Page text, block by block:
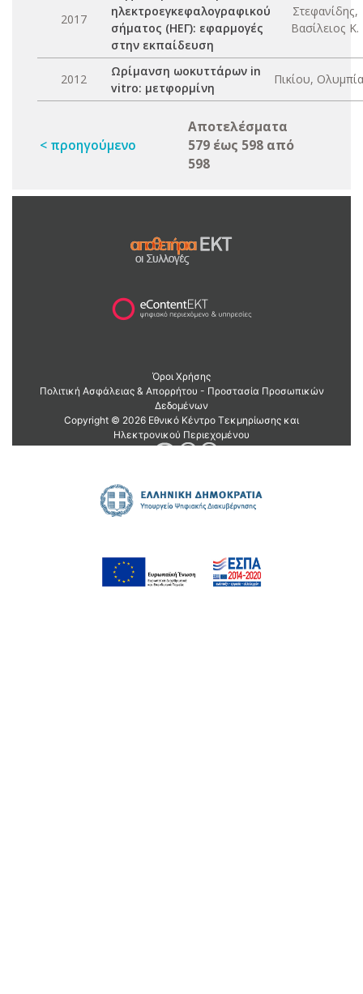
2017
ηλεκτροεγκεφαλογραφικού
σήματος (ΗΕΓ): εφαρμογές
στην εκπαίδευση
Στεφανίδης,
Βασίλειος Κ.
2012
Ωρίμανση ωοκυττάρων in
vitro: μετφορμίνη
Πικίου,
< προηγούμενο
Αποτελέσματα
579 έως 598 από
598